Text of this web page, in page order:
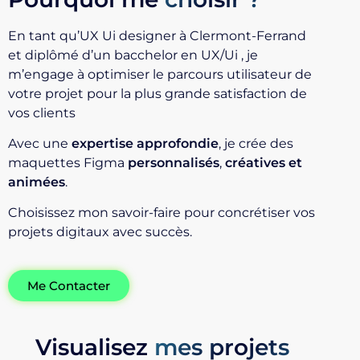
En tant qu’UX Ui designer à Clermont-Ferrand
et diplômé d’un bacchelor en UX/Ui , je
m’engage à optimiser le parcours utilisateur de
votre projet pour la plus grande satisfaction de
vos clients
Avec une expertise approfondie, je crée des
maquettes Figma personnalisés, créatives et
animées.
Choisissez mon savoir-faire pour concrétiser vos
projets digitaux avec succès.
Me Contacter
Visualisez mes projets